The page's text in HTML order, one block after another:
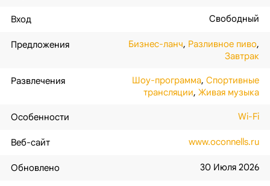
Вход Свободный
Предложения Бизнес-ланч, Разливное пиво,
Завтрак
Развлечения Шоу-программа,Спортивные
трансляции,Живая музыка
Особенности Wi-Fi
Веб-сайт www.oconnells.ru
Обновлено 30 Июля 2026